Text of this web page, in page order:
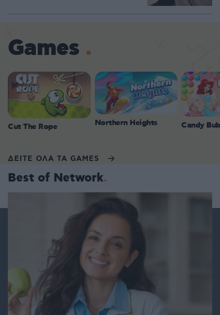
Games
Cut The Rope Northern Heights Candy
ΔΕΙΤΕ ΟΛΑ ΤΑ GAMES
Best of Network